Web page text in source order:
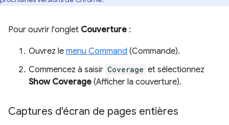
Pour ouvrir l'onglet Couverture :
Ouvrez le menu Command (Commande).
Commencez à saisir Coverage et sélectionnez
Show Coverage (Afficher la couverture).
Captures d'écran de pages entières